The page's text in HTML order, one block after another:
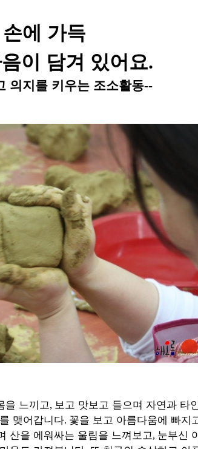
에 가득
담겨 있어요.
의지를 키우는 조소활동--
을 느끼고, 보고 맛보고 들으며 자연과 타
맺어갑니다. 꽃을 보고 아름다움에 빠지
산을 에워싸는 울림을 느껴보고, 눈부신